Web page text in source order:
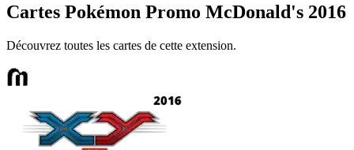
Cartes Pokémon Promo McDonald's 2016
Découvrez toutes les cartes de cette extension.